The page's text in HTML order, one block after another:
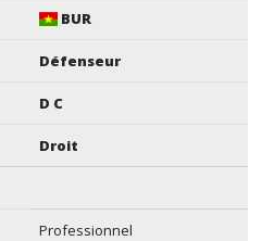
BUR
Défenseur
D C
Droit
Professionnel